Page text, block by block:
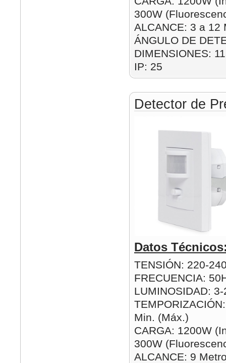
300W
ALCANCE: 3 a 12
ÁNGULO DE
DIMENSIONES:
IP: 25
Detector de
Datos
TENSIÓN: 220-
FRECUENCIA:
LUMINOSIDAD:
Min. (Máx.)
CARGA: 1200W
300W
ALCANCE: 9